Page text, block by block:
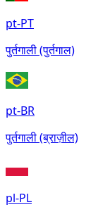
pt-PT
पुर्तगाली (पुर्तगाल)
pt-BR
पुर्तगाली (ब्राज़ील)
pl-PL